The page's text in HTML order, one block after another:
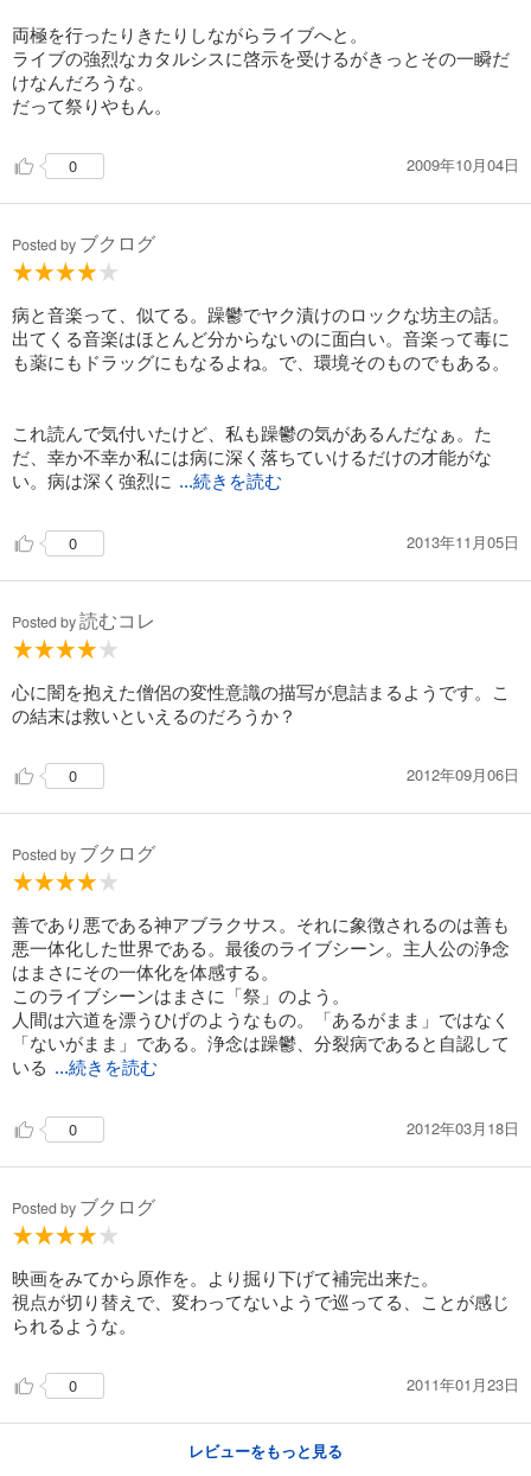
両極を行ったりきたりしながらライブへと。
ライブの強烈なカタルシスに啓示を受けるがきっとその一瞬だ
けなんだろうな。
だって祭りやもん。
0 2009年10月04日
Posted by ブクログ
病と音楽って、似てる。躁鬱でヤク漬けのロックな坊主の話。
出てくる音楽はほとんど分からないのに面白い。音楽って毒に
も薬にもドラッグにもなるよね。で、環境そのものでもある。
これ読んで気付いたけど、私も躁鬱の気があるんだなぁ。た
だ、幸か不幸か私には病に深く落ちていけるだけの才能がな
い。病は深く強烈に ...続きを読む
0 2013年11月05日
Posted by読むコレ
心に闇を抱えた僧侶の変性意識の描写が息詰まるようです。こ
の結末は救いといえるのだろうか？
0 2012年09月06日
Posted by ブクログ
善であり悪である神アブラクサス。それに象徴されるのは善も
悪一体化した世界である。最後のライブシーン。主人公の浄念
はまさにその一体化を体感する。
このライブシーンはまさに「祭」のよう。
人間は六道を漂うひげのようなもの。「あるがまま」ではなく
「ないがまま」である。浄念は躁鬱、分裂病であると自認して
いる ...続きを読む
0 2012年03月18日
Posted by ブクログ
映画をみてから原作を。より掘り下げて補完出来た。
視点が切り替えで、変わってないようで巡ってる、ことが感じ
られるような。
0 2011年01月23日
レビューをもっと見る